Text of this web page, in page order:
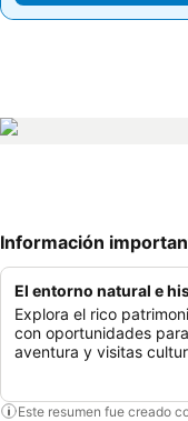
Información
El entorno natural e
Explora el rico
con oportunidades
aventura y visitas
Este resumen fue creado